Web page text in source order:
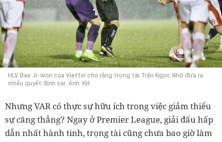
HLV Bae Ji-won của Viettel cho rằng trọng tài Trần Ngọc Nhớ đưa ra
nhiều quyết định sai. Ảnh: KH
Nhưng VAR có thực sự hữu ích trong việc giảm thiểu
sự căng thẳng? Ngay ở Premier League, giải đấu hấp
dẫn nhất hành tinh, trọng tài cũng chưa bao giờ làm